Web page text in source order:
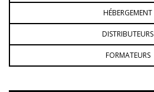
HÉBERGEMENT
DISTRIBUTEURS
FORMATEURS